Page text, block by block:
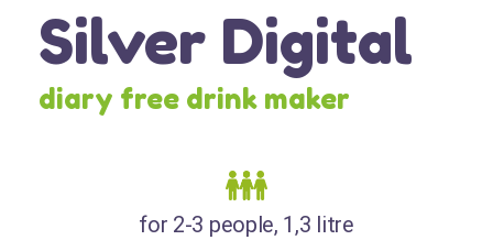
Silver Digital
diary free drink maker
for 2-3 people, 1,3 litre